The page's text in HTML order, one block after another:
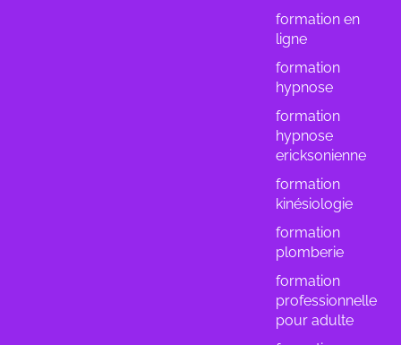
formation en
ligne
formation
hypnose
formation
hypnose
ericksonienne
formation
kinésiologie
formation
plomberie
formation
professionnelle
pour adulte